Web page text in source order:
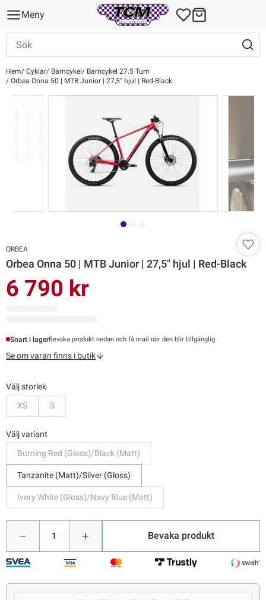
Meny
Hem Cyklar Barncykel
Barncykel 27.5 Tum
Orbea Onna 50 | MTB Junior | 27,5" hjul | Red-Black
ORBEA
Orbea Onna 50 | MTB Junior | 27,5" hjul | Red-Black
6 790 kr
Snart i lagerBevaka produkt nedan och få mail när den blir tillgänglig
Se om varan finns i butik
Välj storlek
XS
S
Välj variant
Burning Red (Gloss)/Black (Matt)
Tanzanite (Matt)/Silver (Gloss)
Ivory White (Gloss)/Navy Blue (Matt)
Bevaka produkt